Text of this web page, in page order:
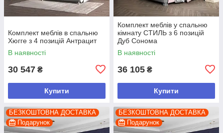
Комплект меблів в спальню
Хюгге з 4 позицій Антрацит
В наявності
30 547 ₴
Купити
Комплект меблів у спальню
кімнату СТИЛЬ з 6 позицій
Дуб Сонома
В наявності
36 105 ₴
Купити
БЕЗКОШТОВНА ДОСТАВКА
Подарунок
БЕЗКОШТОВНА ДОСТАВКА
Подарунок